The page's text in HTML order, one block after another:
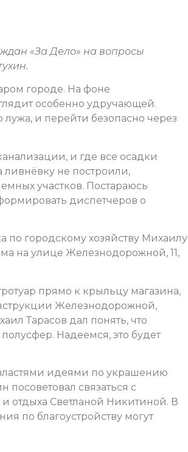
«За Дело» на вопросы
городе. На фоне
особенно удручающей.
и перейти безопасно через
и где все осадки
ливнёвку не построили,
участков. Постараюсь
диспетчеров о
по городскому хозяйству Михаилу
на улице Железнодорожной, 11,
прямо к крыльцу магазина,
Железнодорожной,
Тарасов дал понять, что
Надеемся, это будет
идеями по украшению
связаться с
отдыха Светланой Никитиной. В
по благоустройству могут